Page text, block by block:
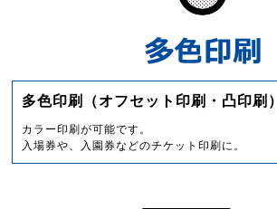
多色印刷（オフセット印刷・凸印刷）
カラー印刷が可能です。
入場券や、入園券などのチケット印刷に。